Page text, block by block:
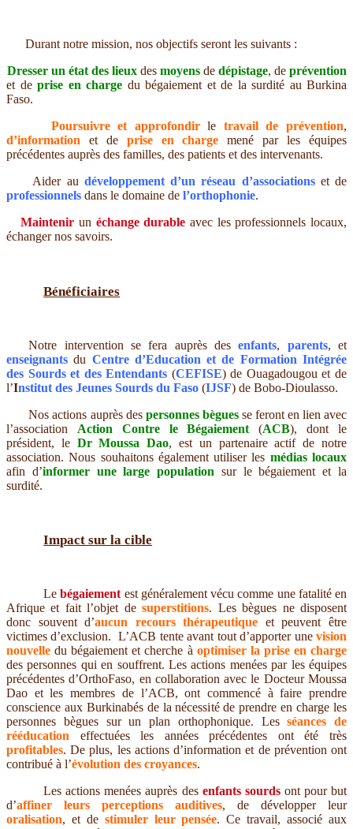
Durant notre mission, nos objectifs seront les suivants :
Dresser un état des lieux des moyens de dépistage, de prévention
et de prise en charge du bégaiement et de la surdité au Burkina
Faso.
Poursuivre et approfondir le travail de prévention,
d’information
et de prise en charge mené par les équipes
précédentes auprès des familles, des patients et des intervenants.
Aider au développement d’un réseau d’associationset de
professionnels dans le domaine de l’orthophonie.
Maintenir un échange durable avec les professionnels locaux,
échanger nos savoirs.
Bénéficiaires
Notre intervention se fera auprès desenfants, parents, et
enseignants du Centre d’Education et de Formation Intégrée
des Sourds et des Entendants (CEFISE) de Ouagadougou et de
l’Institut des Jeunes Sourds du Faso (IJSF) de Bobo-Dioulasso.
Nos actions auprès des personnes bègues se feront en lien avec
l’association Action Contre le Bégaiement(ACB), dont le
président, le Dr Moussa Dao, est un partenaire actif de notre
association. Nous souhaitons également utiliser les médias locaux
afin d’informer une large population sur le bégaiement et la
surdité.
Impact sur la cible
Lebégaiement est généralement vécu comme une fatalité en
Afrique et fait l’objet desuperstitions. Les bègues ne disposent
donc souvent d’aucun recours thérapeutique et peuvent être
victimes d’exclusion. L’ACB tente avant tout d’apporter une vision
nouvelle du bégaiement et cherche à optimiser la prise en charge
des personnes qui en souffrent. Les actions menées par les équipes
précédentes d’OrthoFaso, en collaboration avec le Docteur Moussa
Dao et les membres de l’ACB, ont commencé à faire prendre
conscience aux Burkinabés de la nécessité de prendre en charge les
personnes bègues sur un plan orthophonique. Lesséances de
rééducation effectuées les années précédentes ont été très
profitables. De plus, les actions d’information et de prévention ont
contribué à l’évolution des croyances.
Les actions menées auprès des enfants sourdsont pour but
d’affiner leurs perceptions auditives, de développer leur
oralisation, et de stimuler leur pensée. Ce travail, associé aux